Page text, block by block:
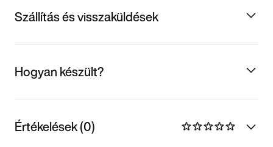
Szállítás és visszaküldések
Hogyan készült?
Értékelések (0)